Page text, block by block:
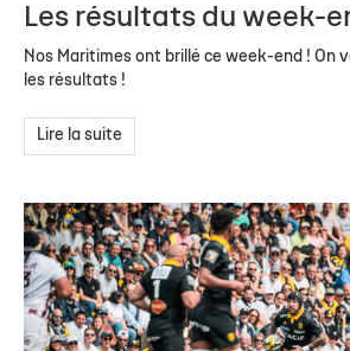
Les résultats du week-
Nos Maritimes ont brillé ce week-end ! On
les résultats !
Lire la suite